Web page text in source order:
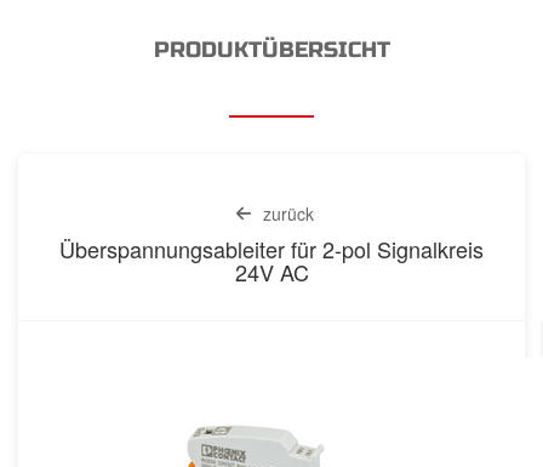
PRODUKTÜBERSICHT
zurück
Überspannungsableiter für 2-pol Signalkreis
24V AC